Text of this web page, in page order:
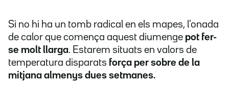
Si no hi ha un tomb radical en els mapes, l'onada
de calor que comença aquest diumenge pot fer-
se molt llarga. Estarem situats en valors de
temperatura disparats força per sobre de la
mitjana almenys dues setmanes.